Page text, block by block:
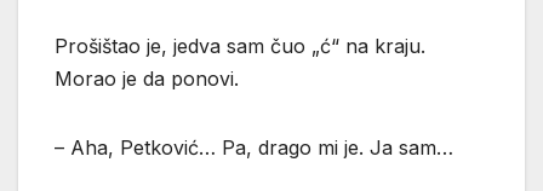
Prošištao je, jedva sam čuo „ć“ na kraju.
Morao je da ponovi.
– Aha, Petković… Pa, drago mi je. Ja sam…